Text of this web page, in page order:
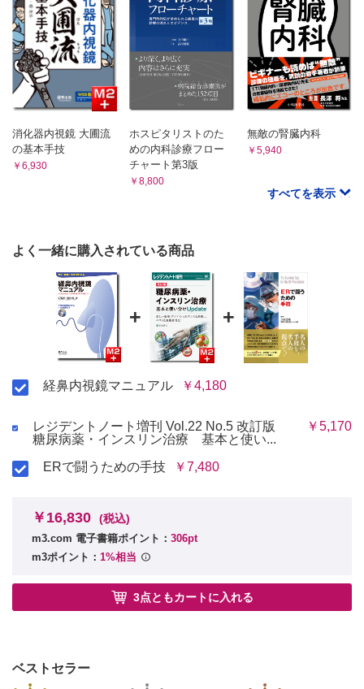
消化器内視鏡 大圃流
の基本手技
￥6,930
ホスピタリストのた
めの内科診療フロー
チャート第3版
￥8,800
無敵の腎臓内科
￥5,940
すべてを表示
よく一緒に購入されている商品
+ +
経鼻内視鏡マニュアル ￥4,180
レジデントノート増刊 Vol.22 No.5 改訂版
糖尿病薬・インスリン治療 基本と使い...
￥5,170
ERで闘うための手技 ￥7,480
￥16,830 (税込)
m3.com 電子書籍ポイント： 306pt
m3ポイント： 1%相当
3点ともカートに入れる
ベストセラー